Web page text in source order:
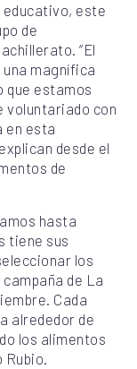
educativo, este
de
“El
magnífica
que estamos
voluntariado con
en esta
desde el
de
hasta
tiene sus
los
de La
Cada
alrededor de
los alimentos
Rubio.